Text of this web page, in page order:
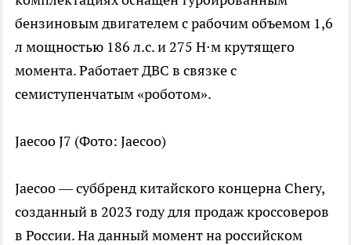
бензиновым двигателем с рабочим объемом 1,6
л мощностью 186 л.с. и 275 Н⋅м крутящего
момента. Работает ДВС в связке с
семиступенчатым «роботом».
Jaecoo J7 (Фото: Jaecoo)
Jaecoo — суббренд китайского концерна Chery,
созданный в 2023 году для продаж кроссоверов
в России. На данный момент на российском